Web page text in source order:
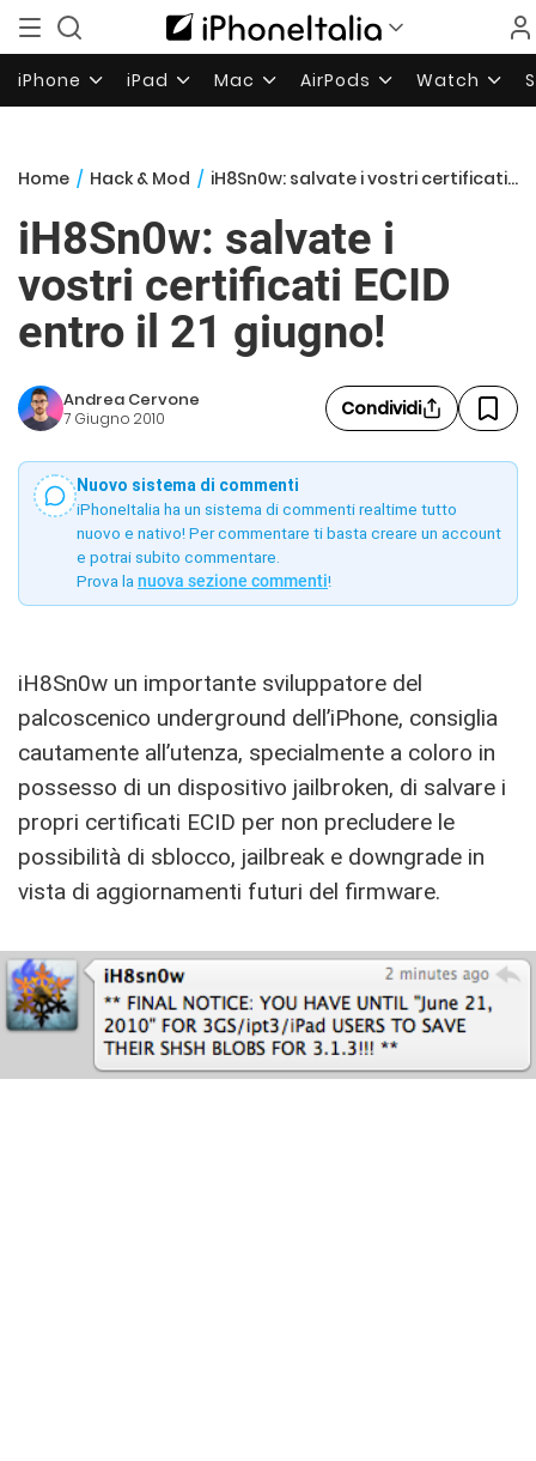
iPhone iPad Mac AirPods Watch
Home / Hack & Mod / iH8Sn0w: salvate i vostri certificati ECID entro il 21 giugno!
iH8Sn0w: salvate i
vostri certificati ECID
entro il 21 giugno!
Andrea Cervone
7 Giugno 2010 Condividi
Nuovo sistema di commenti
iPhoneItalia ha un sistema di commenti realtime tutto
nuovo e nativo! Per commentare ti basta creare un account
e potrai subito commentare.
Prova la nuova sezione commenti!
iH8Sn0w un importante sviluppatore del
palcoscenico underground dell’iPhone, consiglia
cautamente all’utenza, specialmente a coloro in
possesso di un dispositivo jailbroken, di salvare i
propri certificati ECID per non precludere le
possibilità di sblocco, jailbreak e downgrade in
vista di aggiornamenti futuri del firmware.